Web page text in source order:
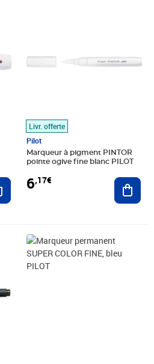
Ajouter au panier
Livr. offerte
Pilot
Marqueur à pigment PINTOR
pointe ogive fine blanc PILOT
6,17€
Prix 3,92€